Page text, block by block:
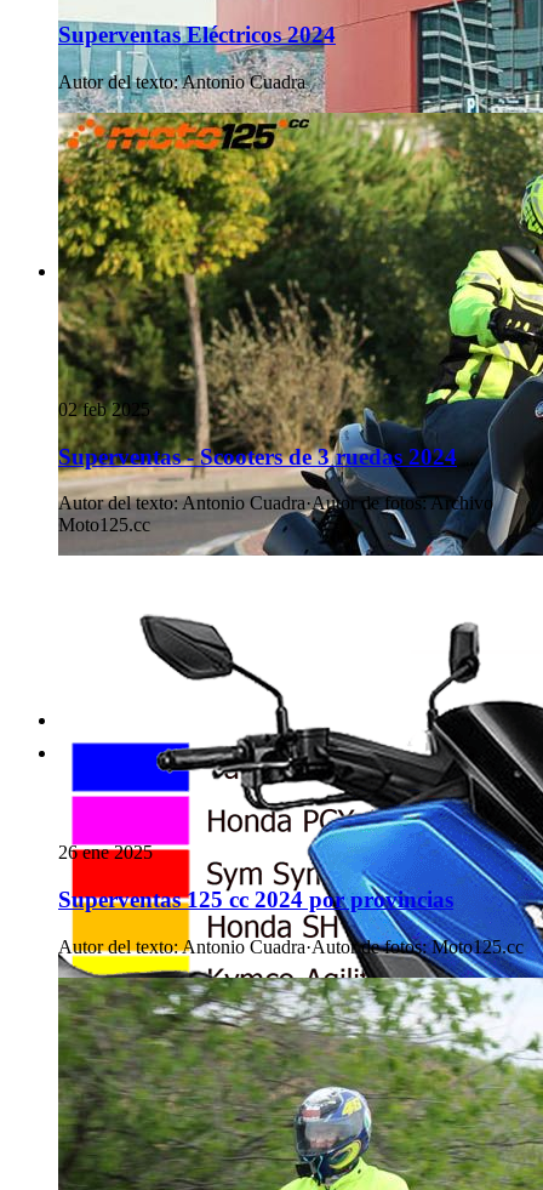
Superventas Eléctricos 2024
Autor del texto:Antonio Cuadra
02 feb 2025
Superventas - Scooters de 3 ruedas 2024
Autor del texto:Antonio Cuadra·Autor de fotos:Archivo
Moto125.cc
26 ene 2025
Superventas 125 cc 2024 por provincias
Autor del texto:Antonio Cuadra·Autor de fotos: Moto125.cc